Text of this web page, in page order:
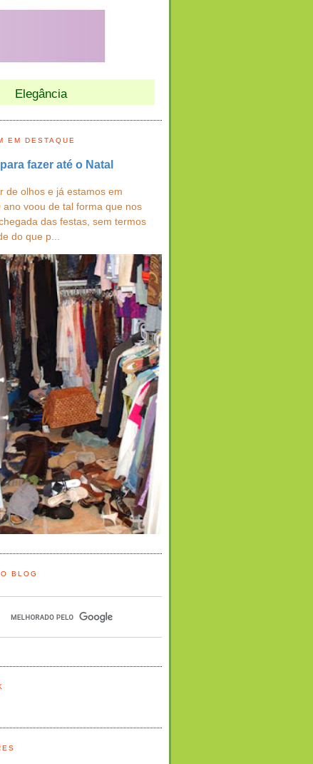
Elegância
EM DESTAQUE
fazer até o Natal
de olhos e já estamos em
ano voou de tal forma que nos
das festas, sem termos
do que p...
BLOG